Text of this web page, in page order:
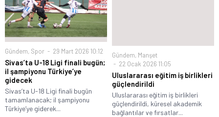
Gündem, Spor 29 Mart 2026 10:12
Sivas’ta U-18 Ligi finali bugün;
il şampiyonu Türkiye’ye
gidecek
Sivas’ta U-18 Ligi finali bugün
tamamlanacak; il şampiyonu
Türkiye’ye giderek...
Gündem, Manşet
22 Ocak 2026 11:05
Uluslararası eğitim iş birlikleri
güçlendirildi
Uluslararası eğitim iş birlikleri
güçlendirildi, küresel akademik
bağlantılar ve fırsatlar...